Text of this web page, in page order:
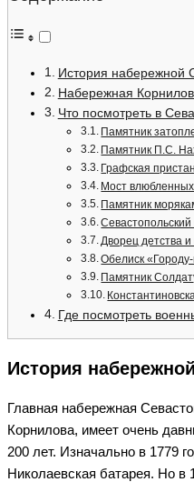
История набережной
Набережная
Что посмотреть в
Памятник
Памятник П.С.
Графская
Мост
Памятник
Дворец детства
Обелиск
Памятник
Где посмотреть
История
Главная набережная
Корнилова, имеет очень
200 лет. Изначально в 1779
Николаевская батарея. Но в